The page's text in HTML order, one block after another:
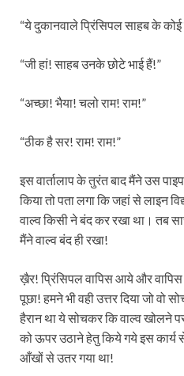
“ये दुकानवाले प्रिंसिपल साहब के कोई
“जी हां! साहब उनके छोटे भाई हैं!”
“अच्छा! भैया! चलो राम! राम!”
“ठीक है सर! राम! राम!”
इस वार्तालाप के तुरंत बाद मैंने उस
किया तो पता लगा कि जहां से लाइन
वाल्व किसी ने बंद कर रखा था। तब
मैंने वाल्व बंद ही रखा!
ख़ैर! प्रिंसिपल वापिस आये और
पूछा! हमने भी वही उत्तर दिया जो वो
हैरान था ये सोचकर कि वाल्व खोलने
को ऊपर उठाने हेतु किये गये इस कार्य से
आँखों से उतर गया था!